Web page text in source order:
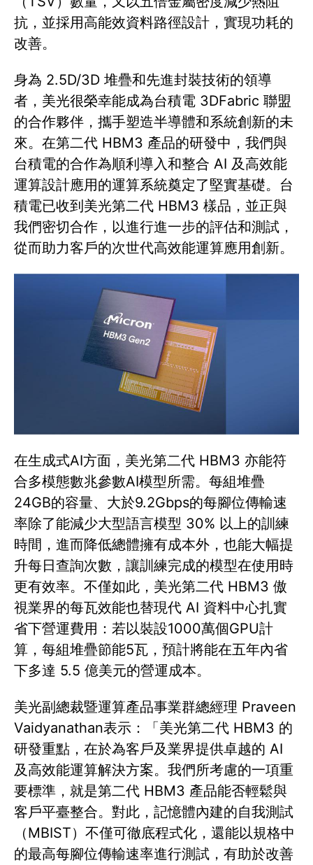
抗，並採用高能效資料路徑設計，實現功耗的
改善。
身為 2.5D/3D 堆疊和先進封裝技術的領導
者，美光很榮幸能成為台積電 3DFabric 聯盟
的合作夥伴，攜手塑造半導體和系統創新的未
來。在第二代 HBM3 產品的研發中，我們與
台積電的合作為順利導入和整合 AI 及高效能
運算設計應用的運算系統奠定了堅實基礎。台
積電已收到美光第二代 HBM3 樣品，並正與
我們密切合作，以進行進一步的評估和測試，
從而助力客戶的次世代高效能運算應用創新。
在生成式AI方面，美光第二代 HBM3 亦能符
合多模態數兆參數AI模型所需。每組堆疊
24GB的容量、大於9.2Gbps的每腳位傳輸速
率除了能減少大型語言模型 30% 以上的訓練
時間，進而降低總體擁有成本外，也能大幅提
升每日查詢次數，讓訓練完成的模型在使用時
更有效率。不僅如此，美光第二代 HBM3 傲
視業界的每瓦效能也替現代 AI 資料中心扎實
省下營運費用：若以裝設1000萬個GPU計
算，每組堆疊節能5瓦，預計將能在五年內省
下多達 5.5 億美元的營運成本。
美光副總裁暨運算產品事業群總經理 Praveen
Vaidyanathan表示：「美光第二代 HBM3 的
研發重點，在於為客戶及業界提供卓越的 AI
及高效能運算解決方案。我們所考慮的一項重
要標準，就是第二代 HBM3 產品能否輕鬆與
客戶平臺整合。對此，記憶體內建的自我測試
（MBIST）不僅可徹底程式化，還能以規格中
的最高每腳位傳輸速率進行測試，有助於改善